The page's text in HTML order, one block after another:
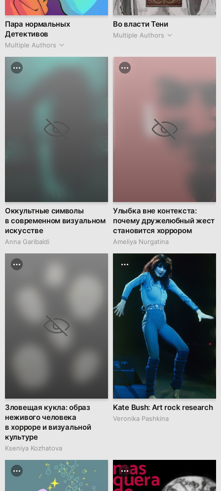
Пара нормальных
Детективов
Multiple Authors
Во власти Тени
Multiple Authors
Оккультные символы
в современном визуальном
искусстве
Anna Garibaldi
Улыбка вне контекста:
почему дружелюбный жест
становится хоррором
Ameliya Nurgatina
Зловещая кукла: образ
неживого человека
в хорроре и визуальной
культуре
Kseniya Kozhatova
Kate Bush: Art rock research
Veronika Pashkina